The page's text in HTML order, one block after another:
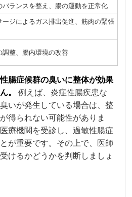
バランスを整え、腸の運動を正常化
ージによるガス排出促進、筋肉の緊張
調整、腸内環境の改善
腸症候群の臭いに整体が効果
。
例えば、炎症性腸疾患な
いが発生している場合は、整
得られない可能性がありま
療機関を受診し、過敏性腸症
が重要です。その上で、医師
けるかどうかを判断しましょ